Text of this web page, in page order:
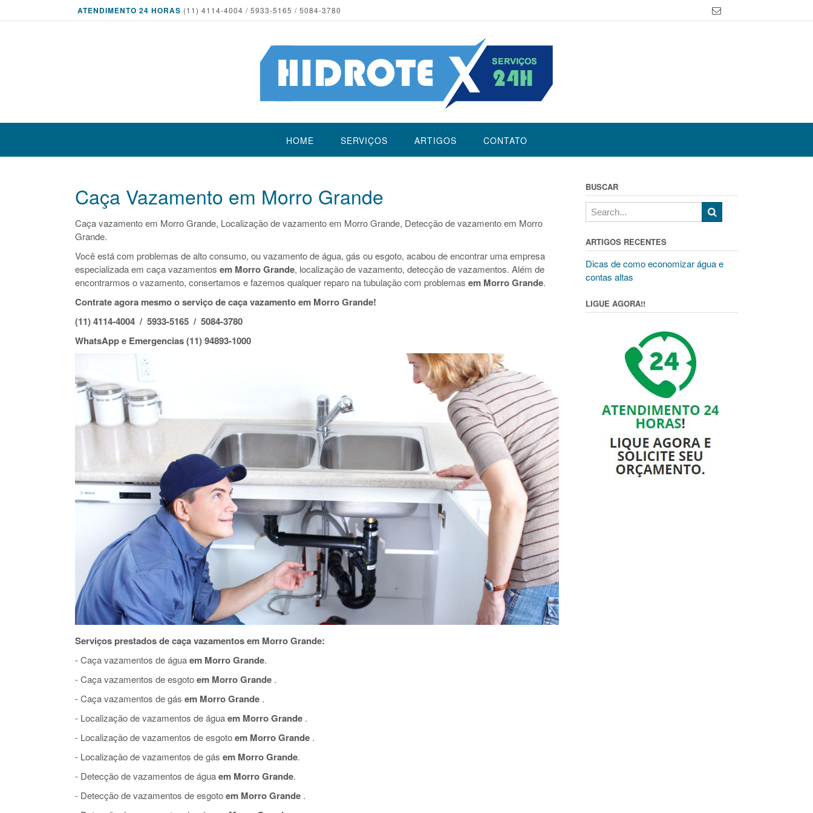
ATENDIMENTO 24 HORAS (11) 4114-4004 / 5933-5165 / 5084-3780
HOME SERVIÇOS ARTIGOS CONTATO
Caça Vazamento em Morro Grande
Caça vazamento em Morro Grande, Localização de vazamento em Morro Grande, Detecção de vazamento em Morro
Grande.
Você está com problemas de alto consumo, ou vazamento de água, gás ou esgoto, acabou de encontrar uma empresa
especializada em caça vazamentos em Morro Grande, localização de vazamento, detecção de vazamentos. Além de
encontrarmos o vazamento, consertamos e fazemos qualquer reparo na tubulação com problemas em Morro Grande.
Contrate agora mesmo o serviço de caça vazamento em Morro Grande!
(11) 4114-4004 / 5933-5165 / 5084-3780
WhatsApp e Emergencias (11) 94893-1000
Serviços prestados de caça vazamentos em Morro Grande:
- Caça vazamentos de águaem Morro Grande.
- Caça vazamentos de esgotoem Morro Grande .
- Caça vazamentos de gás em Morro Grande .
- Localização de vazamentos de águaem Morro Grande .
- Localização de vazamentos de esgotoem Morro Grande .
- Localização de vazamentos de gás em Morro Grande.
- Detecção de vazamentos de águaem Morro Grande.
- Detecção de vazamentos de esgotoem Morro Grande .
BUSCAR
ARTIGOS RECENTES
Dicas de como economizar água e
contas altas
LIGUE AGORA!!